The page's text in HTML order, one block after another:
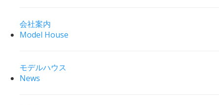
会社案内
Model House
モデルハウス
News